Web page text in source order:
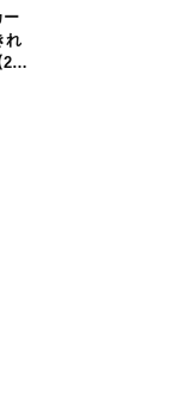
ー
れ